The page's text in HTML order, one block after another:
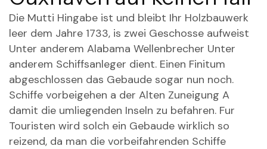
Die Mutti Hingabe ist und bleibt Ihr Holzbauwerk
leer dem Jahre 1733, is zwei Geschosse aufweist
Unter anderem Alabama Wellenbrecher Unter
anderem Schiffsanleger dient. Einen Finitum
abgeschlossen das Gebaude sogar nun noch.
Schiffe vorbeigehen a der Alten Zuneigung A
damit die umliegenden Inseln zu befahren. Fur
Touristen wird solch ein Gebaude wirklich so
reizend, da man die vorbeifahrenden Schiffe